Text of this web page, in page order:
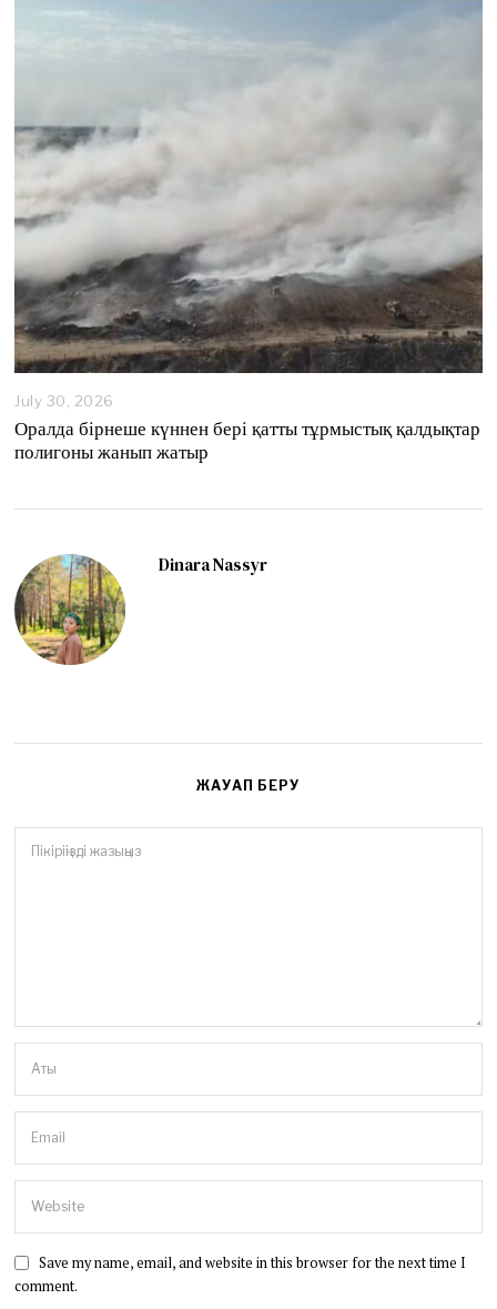
6
July 30, 2026
Оралда бірнеше күннен бері қатты тұрмыстық қалдықтар
полигоны жанып жатыр
Dinara Nassyr
ЖАУАП БЕРУ
Save my name, email, and website in this browser for the next time I
comment.